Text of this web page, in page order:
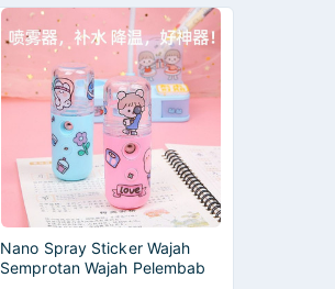
Nano Spray Sticker Wajah
Semprotan Wajah Pelembab